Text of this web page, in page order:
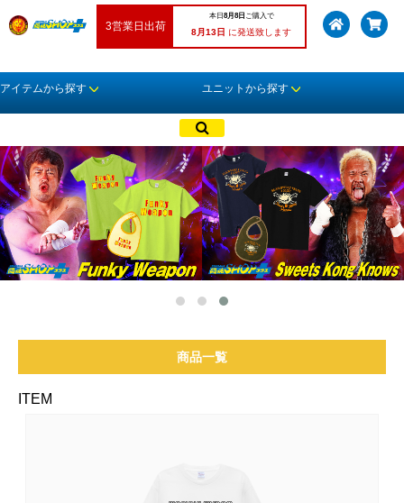
3営業日出荷
本日 8月8日 ご購入で
8月13日 に発送致します
アイテムから探す ユニットから探す
商品一覧
ITEM